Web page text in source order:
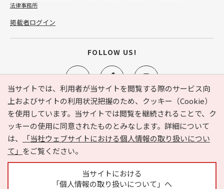
当サイトでは、利用者が当サイトを閲覧する際のサービス向
上およびサイトの利用状況把握のため、クッキー（Cookie）
を使用しています。当サイトでは閲覧を継続されることで、ク
ッキーの使用に同意されたものとみなします。詳細について
は、
「当社ウェブサイトにおける個人情報の取り扱いについ
て」 をご覧ください。
当サイトにおける
「個人情報の取り扱いについて」へ
e-NAVITA（イーナビタ）とは？ お気に入り
ヘルプ
利用規約
個人情報の取り扱いについて
運営会社
サイトマップ
広告掲載に関するお問い合わせ
法律事務所
掲載者ログイン
FOLLOW US!